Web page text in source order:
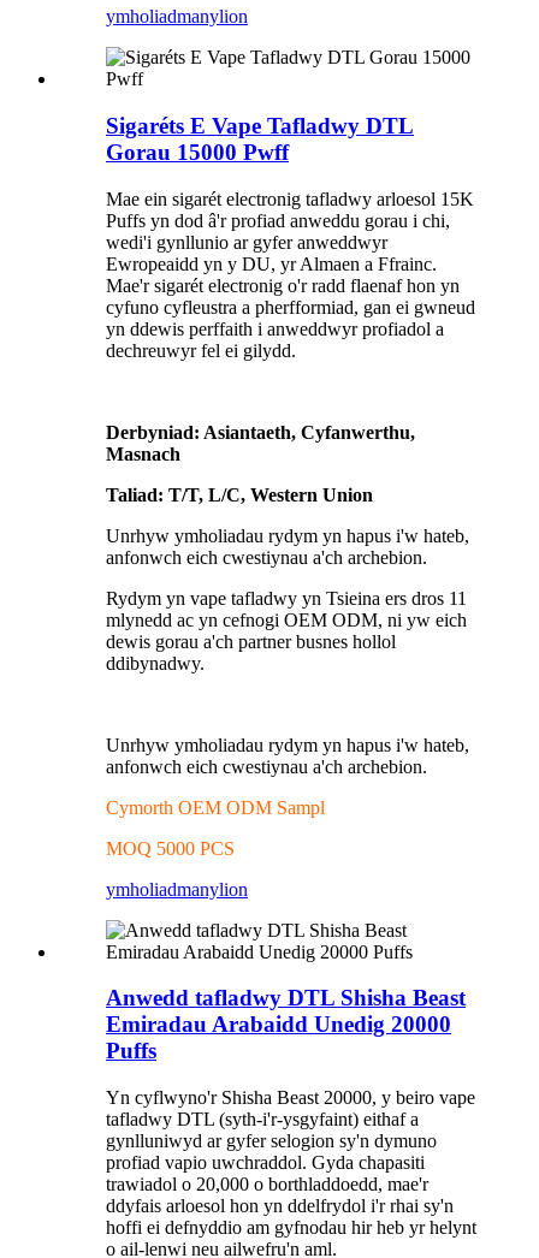
ymholiadmanylion
Sigaréts E Vape Tafladwy DTL
Gorau 15000 Pwff
Mae ein sigarét electronig tafladwy arloesol 15K
Puffs yn dod â'r profiad anweddu gorau i chi,
wedi'i gynllunio ar gyfer anweddwyr
Ewropeaidd yn y DU, yr Almaen a Ffrainc.
Mae'r sigarét electronig o'r radd flaenaf hon yn
cyfuno cyfleustra a pherfformiad, gan ei gwneud
yn ddewis perffaith i anweddwyr profiadol a
dechreuwyr fel ei gilydd.
Derbyniad: Asiantaeth, Cyfanwerthu,
Masnach
Taliad: T/T, L/C, Western Union
Unrhyw ymholiadau rydym yn hapus i'w hateb,
anfonwch eich cwestiynau a'ch archebion.
Rydym yn vape tafladwy yn Tsieina ers dros 11
mlynedd ac yn cefnogi OEM ODM, ni yw eich
dewis gorau a'ch partner busnes hollol
ddibynadwy.
Unrhyw ymholiadau rydym yn hapus i'w hateb,
anfonwch eich cwestiynau a'ch archebion.
Cymorth OEM ODM Sampl
MOQ 5000 PCS
ymholiadmanylion
Anwedd tafladwy DTL Shisha Beast
Emiradau Arabaidd Unedig 20000
Puffs
Yn cyflwyno'r Shisha Beast 20000, y beiro vape
tafladwy DTL (syth-i'r-ysgyfaint) eithaf a
gynlluniwyd ar gyfer selogion sy'n dymuno
profiad vapio uwchraddol. Gyda chapasiti
trawiadol o 20,000 o borthladdoedd, mae'r
ddyfais arloesol hon yn ddelfrydol i'r rhai sy'n
hoffi ei defnyddio am gyfnodau hir heb yr helynt
o ail-lenwi neu ailwefru'n aml.